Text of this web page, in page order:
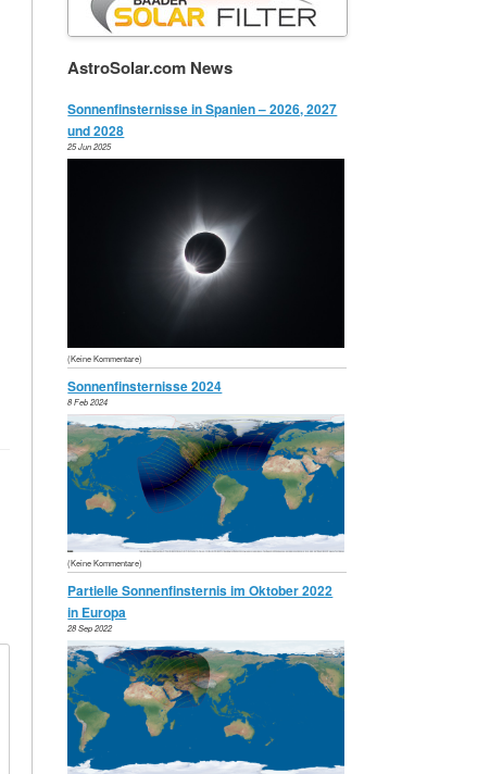
AstroSolar.com News
Sonnenfinsternisse in Spanien – 2026, 2027
und 2028
25 Jun 2025
(Keine Kommentare)
Sonnenfinsternisse 2024
8 Feb 2024
(Keine Kommentare)
Partielle Sonnenfinsternis im Oktober 2022
in Europa
28 Sep 2022